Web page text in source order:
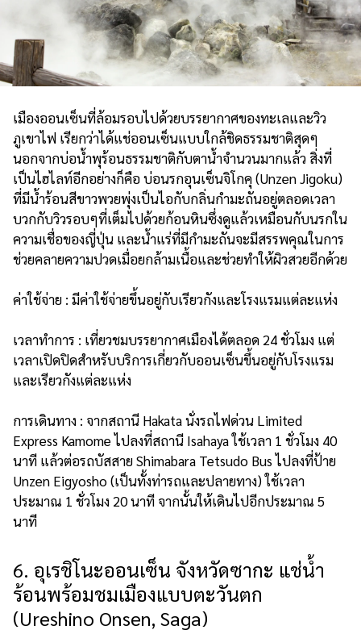
เมืองออนเซ็นที่ล้อมรอบไปด้วยบรรยากาศของทะเลและวิว
ภูเขาไฟ เรียกว่าได้แช่ออนเซ็นแบบใกล้ชิดธรรมชาติสุดๆ
นอกจากบ่อน้ำพุร้อนธรรมชาติกับตาน้ำจำนวนมากแล้ว สิ่งที่
เป็นไฮไลท์อีกอย่างก็คือ บ่อนรกอุนเซ็นจิโกคุ (Unzen Jigoku)
ที่มีน้ำร้อนสีขาวพวยพุ่งเป็นไอกับกลิ่นกำมะถันอยู่ตลอดเวลา
บวกกับวิวรอบๆที่เต็มไปด้วยก้อนหินซึ่งดูแล้วเหมือนกับนรกใน
ความเชื่อของญี่ปุ่น และน้ำแร่ที่มีกำมะถันจะมีสรรพคุณในการ
ช่วยคลายความปวดเมื่อยกล้ามเนื้อและช่วยทำให้ผิวสวยอีกด้วย
ค่าใช้จ่าย : มีค่าใช้จ่ายขึ้นอยู่กับเรียวกังและโรงแรมแต่ละแห่ง
เวลาทำการ : เที่ยวชมบรรยากาศเมืองได้ตลอด 24 ชั่วโมง แต่
เวลาเปิดปิดสำหรับบริการเกี่ยวกับออนเซ็นขึ้นอยู่กับโรงแรม
และเรียวกังแต่ละแห่ง
การเดินทาง : จากสถานี Hakata นั่งรถไฟด่วน Limited
Express Kamome ไปลงที่สถานี Isahaya ใช้เวลา 1 ชั่วโมง 40
นาที แล้วต่อรถบัสสาย Shimabara Tetsudo Bus ไปลงที่ป้าย
Unzen Eigyosho (เป็นทั้งท่ารถและปลายทาง) ใช้เวลา
ประมาณ 1 ชั่วโมง 20 นาที จากนั้นให้เดินไปอีกประมาณ 5
นาที
6. อุเรชิโนะออนเซ็น จังหวัดซากะ แช่น้ำ
ร้อนพร้อมชมเมืองแบบตะวันตก
(Ureshino Onsen, Saga)